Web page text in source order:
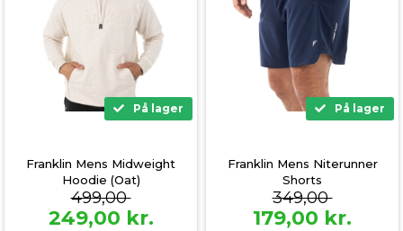
På lager
Franklin Mens Midweight
Hoodie (Oat)
499,00
249,00 kr.
På lager
Franklin Mens Niterunner
Shorts
349,00
179,00 kr.